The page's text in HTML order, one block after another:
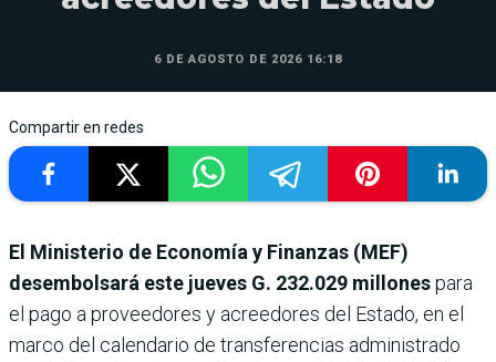
6 DE AGOSTO DE 2026 16:18
Compartir en redes
El Ministerio de Economía y Finanzas (MEF)
desembolsará este jueves G. 232.029 millonespara
el pago a proveedores y acreedores del Estado, en el
marco del calendario de transferencias administrado